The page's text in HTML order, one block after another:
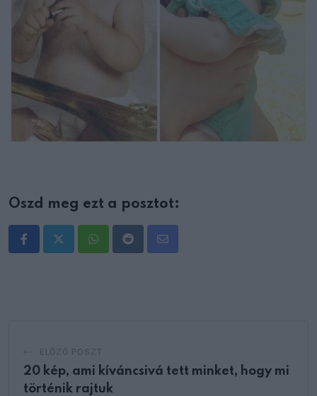
Oszd meg ezt a posztot:
WhatsappRedditShare
20 kép, ami kíváncsivá tett minket, hogy mi
történik rajtuk